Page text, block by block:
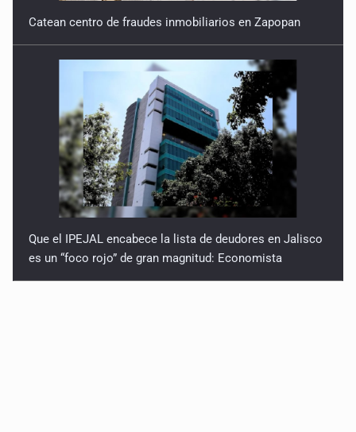
Catean centro de fraudes inmobiliarios en Zapopan
Que el IPEJAL encabece la lista de deudores en Jalisco
es un “foco rojo” de gran magnitud: Economista